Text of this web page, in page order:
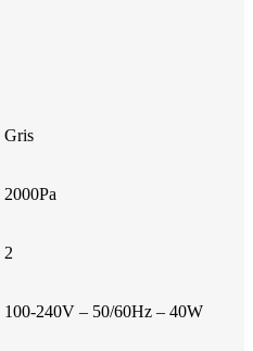
Gris
2000Pa
2
100-240V – 50/60Hz – 40W